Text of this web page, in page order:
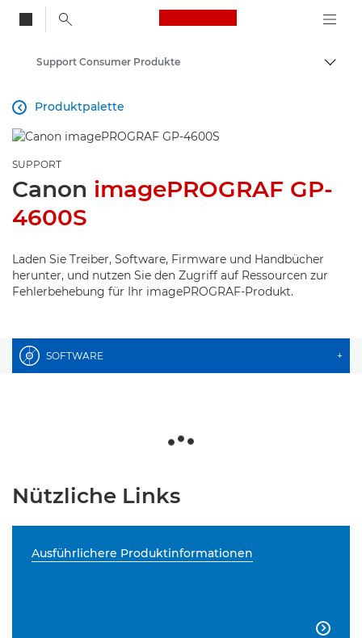
Canon Logo, back
Auf
Support Consumer Produkte
Produktpalette

SUPPORT
Canon imagePROGRAF GP-
4600S
Laden Sie Treiber, Software, Firmware und Handbücher
herunter, und nutzen Sie den Zugriff auf Ressourcen zur
Fehlerbehebung für Ihr imagePROGRAF-Produkt.
SOFTWARE +
Nützliche Links
Ausführlichere Produktinformationen
